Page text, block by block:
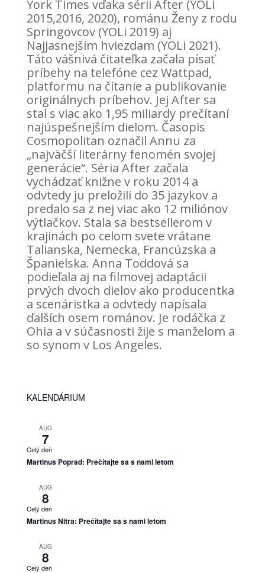
York Times vďaka sérii After (YOLi
2015,2016, 2020), románu Ženy z rodu
Springovcov (YOLi 2019) aj
Najjasnejším hviezdam (YOLi 2021).
Táto vášnivá čitateľka začala písať
príbehy na telefóne cez Wattpad,
platformu na čítanie a publikovanie
originálnych príbehov. Jej After sa
stal s viac ako 1,95 miliardy prečítaní
najúspešnejším dielom. Časopis
Cosmopolitan označil Annu za
„najväčší literárny fenomén svojej
generácie“. Séria After začala
vychádzať knižne v roku 2014 a
odvtedy ju preložili do 35 jazykov a
predalo sa z nej viac ako 12 miliónov
výtlačkov. Stala sa bestsellerom v
krajinách po celom svete vrátane
Talianska, Nemecka, Francúzska a
Španielska. Anna Toddová sa
podieľala aj na filmovej adaptácii
prvých dvoch dielov ako producentka
a scenáristka a odvtedy napísala
ďalších osem románov. Je rodáčka z
Ohia a v súčasnosti žije s manželom a
so synom v Los Angeles.
KALENDÁRIUM
AUG
7
Celý deň
Martinus Poprad: Prečítajte sa s nami letom
AUG
8
Celý deň
Martinus Nitra: Prečítajte sa s nami letom
AUG
8
Celý deň